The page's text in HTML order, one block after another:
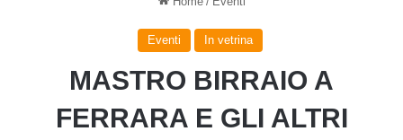
Eventi In vetrina
MASTRO BIRRAIO A
FERRARA E GLI ALTRI